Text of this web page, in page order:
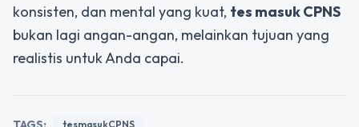
konsisten, dan mental yang kuat, tes masuk CPNS
bukan lagi angan-angan, melainkan tujuan yang
realistis untuk Anda capai.
tesmasukCPNS